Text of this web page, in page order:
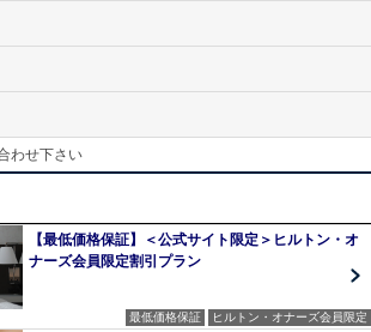
わせ下さい
【最低価格保証】＜公式サイト限定＞ヒルトン・オ
ナーズ会員限定割引プラン
最低価格保証 ヒルトン・オナーズ会員限定